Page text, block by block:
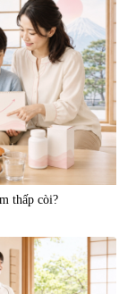
thấp còi?